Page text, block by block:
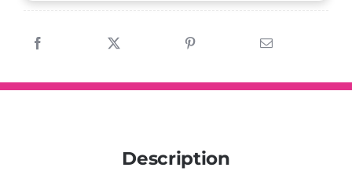
Description